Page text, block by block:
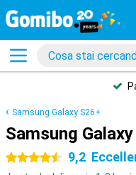
Samsung Galaxy S26+
Samsung
4.5 stelle 9,2